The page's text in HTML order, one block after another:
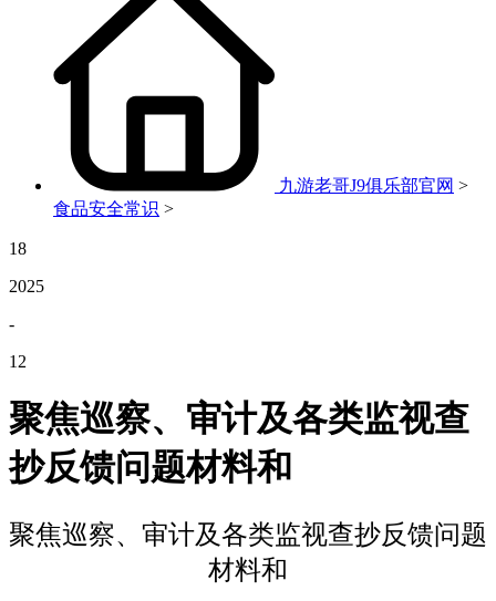
九游老哥J9俱乐部官网 >
食品安全常识 >
18
2025
-
12
聚焦巡察、审计及各类监视查
抄反馈问题材料和
聚焦巡察、审计及各类监视查抄反馈问题
材料和